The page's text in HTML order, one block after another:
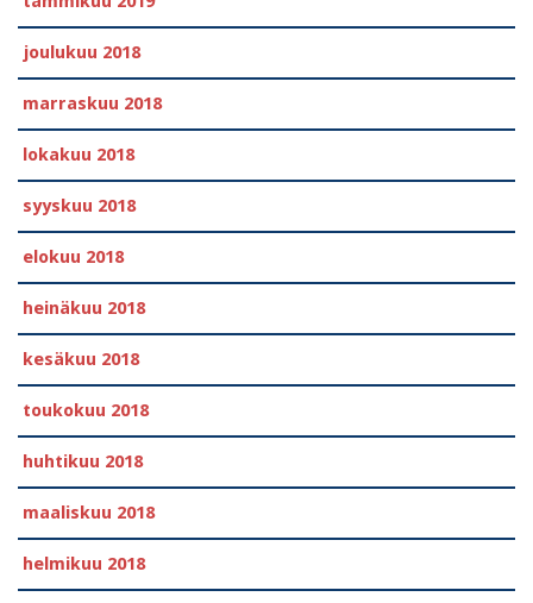
joulukuu 2018
marraskuu 2018
lokakuu 2018
syyskuu 2018
elokuu 2018
heinäkuu 2018
kesäkuu 2018
toukokuu 2018
huhtikuu 2018
maaliskuu 2018
helmikuu 2018